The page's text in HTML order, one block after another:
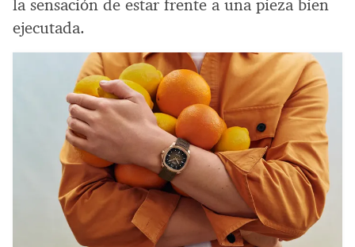
la sensación de estar frente a una pieza bien
ejecutada.